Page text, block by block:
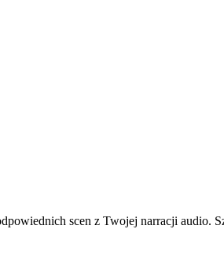
scen z Twojej narracji audio.